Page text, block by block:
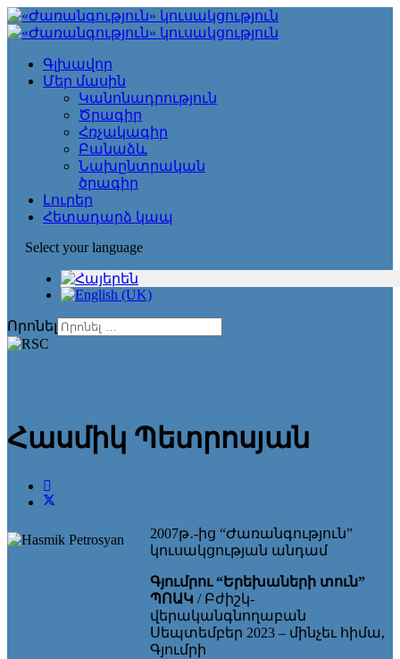
Գլխավոր
Մեր մասին
Կանոնադրություն
Ծրագիր
Հռչակագիր
Բանաձև
Նախընտրական
ծրագիր
Լուրեր
Հետադարձ կապ
Select your language
Որոնել
Հասմիկ Պետրոսյան
2007թ․-ից “Ժառանգություն”
կուսակցության անդամ
Գյումրու “Երեխաների տուն”
ՊՈԱԿ / Բժիշկ-
վերականգնողաբան
Սեպտեմբեր 2023 – մինչեւ հիմա,
Գյումրի